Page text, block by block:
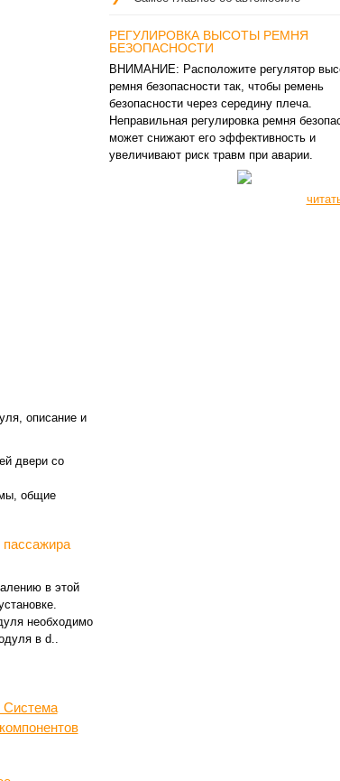
описание и
двери со
общие
в этой
необходимо
в d..
Система
РЕГУЛИРОВКА ВЫСОТЫ РЕМНЯ
БЕЗОПАСНОСТИ
ВНИМАНИЕ: Расположите регулятор
ремня безопасности так, чтобы ремень
безопасности через середину плеча.
Неправильная регулировка ремня
может снижают его эффективность и
увеличивают риск травм при аварии.